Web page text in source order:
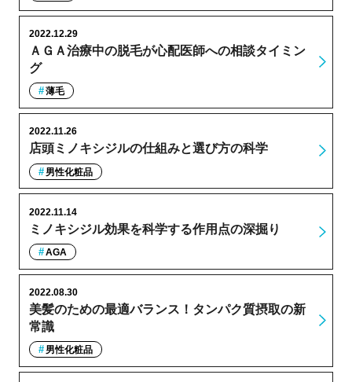
ＡＧＡ治療中の脱毛が心配医師への相談タイミン
グ
2022.12.29
薄毛
店頭ミノキシジルの仕組みと選び方の科学
2022.11.26
男性化粧品
ミノキシジル効果を科学する作用点の深掘り
2022.11.14
AGA
美髪のための最適バランス！タンパク質摂取の新
常識
2022.08.30
男性化粧品